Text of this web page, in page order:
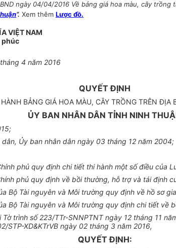
ngày 04/04/2016 Về bảng giá hoa màu, cây
”. Xem thêm Lược đồ.
VIỆT NAM
phúc
4 năm 2016
QUYẾT ĐỊNH
BẢNG GIÁ HOA MÀU, CÂY TRỒNG TRÊN
ỦY BAN NHÂN DÂN TỈNH NINH
Ủy ban nhân dân ngày 03 tháng 12 năm 2004;
phủ quy định chi tiết thi hành một số điều của
phủ quy định về bồi thường, hỗ trợ và tái định
Bộ Tài nguyên và Môi trường quy định về hồ sơ
Bộ Tài nguyên và Môi trường quy định chi tiết về
trình số 223/TTr-SNNPTNT ngày 12 tháng 11
STP-XD&KTrVB ngày 02 tháng 3 năm 2016,
QUYẾT ĐỊNH: